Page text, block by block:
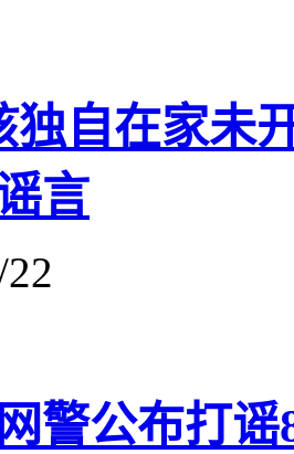
独自在家未
言
警公布打